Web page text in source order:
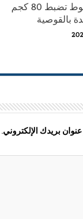
تموين أسيوط تضبط 80 كجم
بالقوصية
بريدك الإلكتروني.